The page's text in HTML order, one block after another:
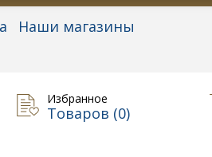
Наши магазины
Избранное
Товаров (0)